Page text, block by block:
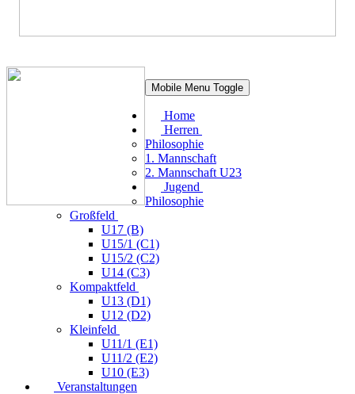
Mobile Menu Toggle
Home
Herren
Philosophie
1. Mannschaft
2. Mannschaft U23
Jugend
Philosophie
Großfeld
U17 (B)
U15/1 (C1)
U15/2 (C2)
U14 (C3)
Kompaktfeld
U13 (D1)
U12 (D2)
Kleinfeld
U11/1 (E1)
U11/2 (E2)
U10 (E3)
Veranstaltungen